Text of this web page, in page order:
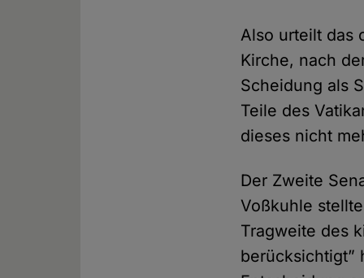
Also urteilt das
Kirche, nach
Scheidung als
Teile des
dieses nicht
Der Zweite
Voßkuhle
Tragweite des
berücksichtigt”